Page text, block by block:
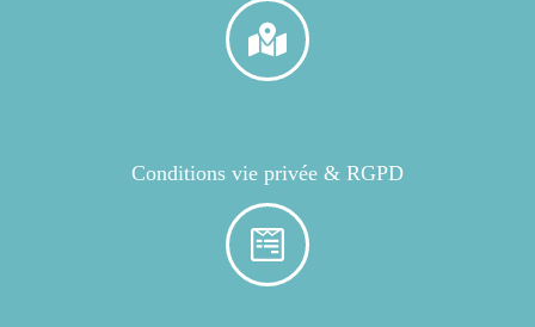
Conditions vie privée & RGPD